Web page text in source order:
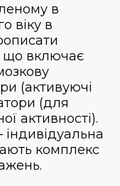
в
віку в
що включає
(активуючі
(для
активності).
комплекс